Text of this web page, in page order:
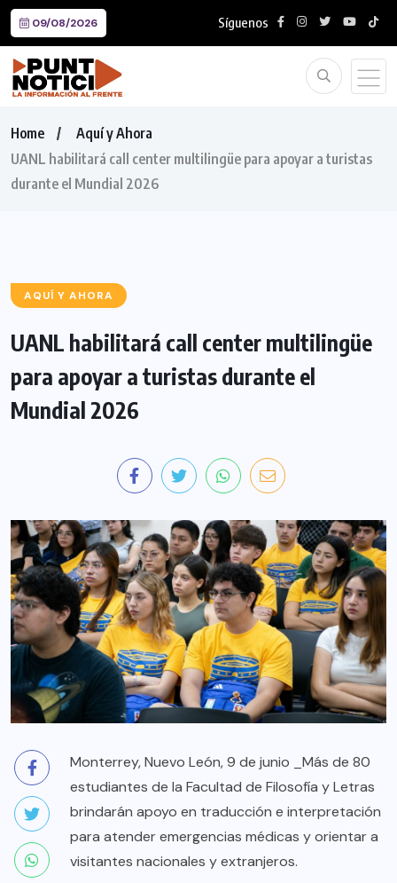
09/08/2026 Síguenos
Home
Aquí y Ahora
UANL habilitará call center multilingüe para apoyar a turistas
durante el Mundial 2026
AQUÍ Y AHORA
UANL habilitará call center multilingüe
para apoyar a turistas durante el
Mundial 2026
Monterrey, Nuevo León, 9 de junio _Más de 80
estudiantes de la Facultad de Filosofía y Letras
brindarán apoyo en traducción e interpretación
para atender emergencias médicas y orientar a
visitantes nacionales y extranjeros.